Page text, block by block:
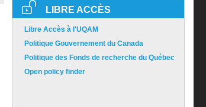
LIBRE ACCÈS
Libre Accès à l'UQAM
Politique Gouvernement du Canada
Politique des Fonds de recherche du Québec
Open policy finder